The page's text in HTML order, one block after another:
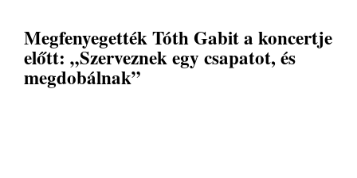
Megfenyegették Tóth Gabit a koncertje
előtt: „Szerveznek egy csapatot, és
megdobálnak”